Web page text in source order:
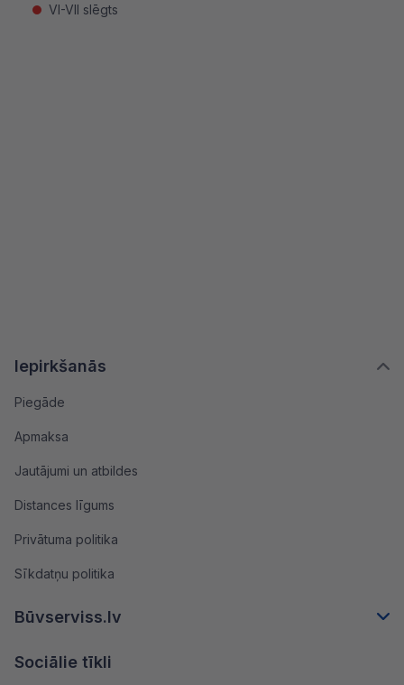
Iepirkšanās
Piegāde
Apmaksa
Jautājumi un atbildes
Distances līgums
Privātuma politika
Sīkdatņu politika
Būvserviss.lv
Sociālie tīkli
VI-VII slēgts